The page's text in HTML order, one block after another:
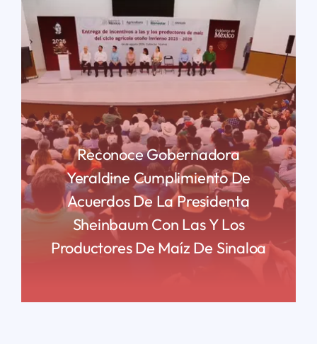
Reconoce Gobernadora
Yeraldine Cumplimiento De
Acuerdos De La Presidenta
Sheinbaum Con Las Y Los
Productores De Maíz De Sinaloa